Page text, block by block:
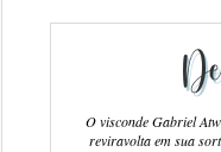
O visconde Gabriel
reviravolta em sua